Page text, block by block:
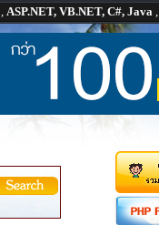
, ASP.NET, VB.NET, C#, Java ,